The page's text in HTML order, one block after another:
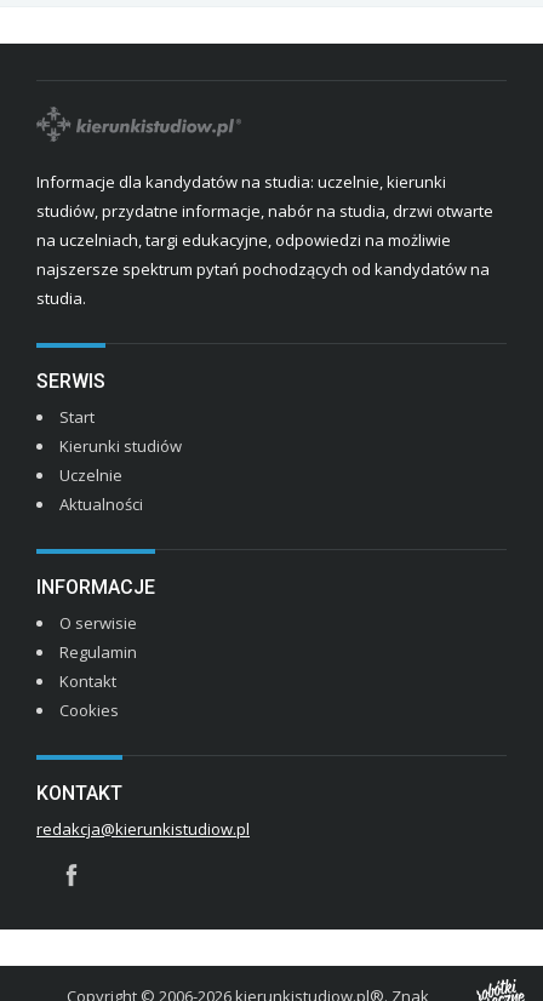
Informacje dla kandydatów na studia: uczelnie, kierunki
studiów, przydatne informacje, nabór na studia, drzwi otwarte
na uczelniach, targi edukacyjne, odpowiedzi na możliwie
najszersze spektrum pytań pochodzących od kandydatów na
studia.
SERWIS
Start
Kierunki studiów
Uczelnie
Aktualności
INFORMACJE
O serwisie
Regulamin
Kontakt
Cookies
KONTAKT
redakcja@kierunkistudiow.pl
Copyright © 2006-2026 kierunkistudiow.pl®. Znak